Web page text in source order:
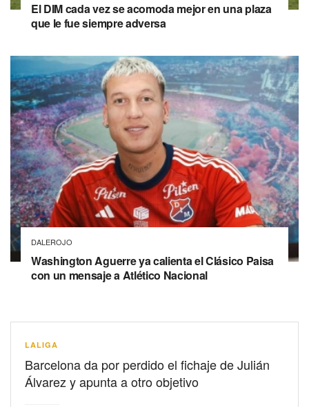
El DIM cada vez se acomoda mejor en una plaza
que le fue siempre adversa
DALEROJO
Washington Aguerre ya calienta el Clásico Paisa
con un mensaje a Atlético Nacional
LALIGA
Barcelona da por perdido el fichaje de Julián
Álvarez y apunta a otro objetivo